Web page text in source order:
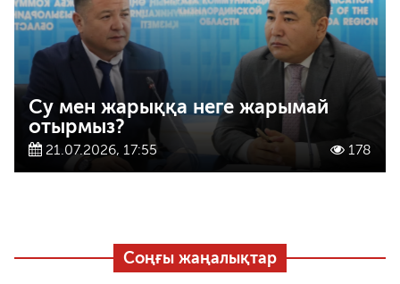
Су мен жарыққа неге жарымай
отырмыз?
21.07.2026, 17:55 178
Соңғы жаңалықтар